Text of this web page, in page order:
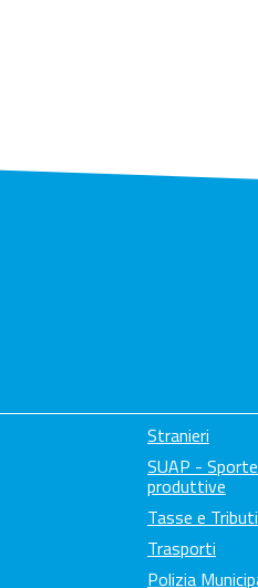
Stranieri
SUAP -
produttive
Tasse e Tributi
Trasporti
Polizia